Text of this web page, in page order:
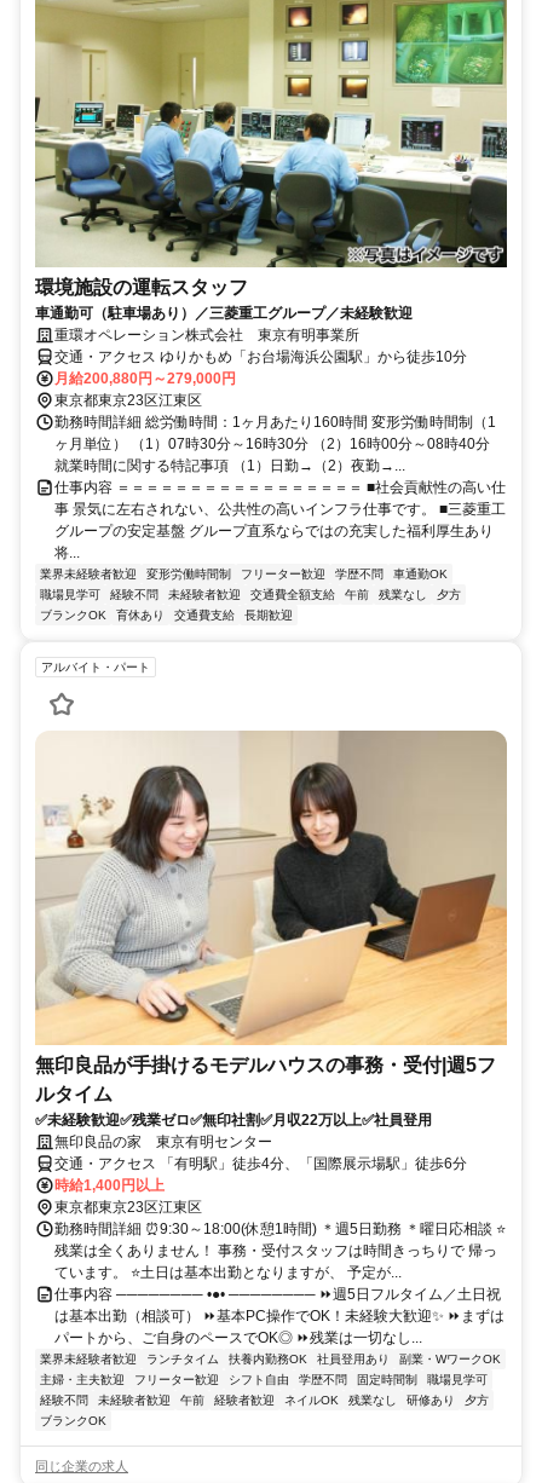
環境施設の運転スタッフ
車通勤可（駐車場あり）／三菱重工グループ／未経験歓迎
重環オペレーション株式会社 東京有明事業所
交通・アクセス ゆりかもめ「お台場海浜公園駅」から徒歩10分
月給200,880円～279,000円
東京都東京23区江東区
勤務時間詳細 総労働時間：1ヶ月あたり160時間 変形労働時間制（1
ヶ月単位） （1）07時30分～16時30分 （2）16時00分～08時40分
就業時間に関する特記事項 （1）日勤→（2）夜勤→...
仕事内容 ＝＝＝＝＝＝＝＝＝＝＝＝＝＝＝＝＝ ■社会貢献性の高い仕
事 景気に左右されない、公共性の高いインフラ仕事です。 ■三菱重工
グループの安定基盤 グループ直系ならではの充実した福利厚生あり
将...
業界未経験者歓迎 変形労働時間制 フリーター歓迎 学歴不問
車通勤OK
職場見学可
経験不問 未経験者歓迎 交通費全額支給 午前 残業なし
夕方
ブランクOK
育休あり 交通費支給 長期歓迎
アルバイト・パート
無印良品が手掛けるモデルハウスの事務・受付|週5フ
ルタイム
✅未経験歓迎✅残業ゼロ✅無印社割✅月収22万以上✅社員登用
無印良品の家 東京有明センター
交通・アクセス 「有明駅」徒歩4分、「国際展示場駅」徒歩6分
時給1,400円以上
東京都東京23区江東区
勤務時間詳細 ⏰9:30～18:00(休憩1時間) ＊週5日勤務 ＊曜日応相談 ⭐
残業は全くありません！ 事務・受付スタッフは時間きっちりで 帰っ
ています。 ⭐土日は基本出勤となりますが、 予定が...
仕事内容 ──────── •●• ──────── ⏩週5日フルタイム／土日祝
は基本出勤（相談可） ⏩基本PC操作でOK！未経験大歓迎✨ ⏩まずは
パートから、ご自身のペースでOK◎ ⏩残業は一切なし...
業界未経験者歓迎 ランチタイム 扶養内勤務OK 社員登用あり
副業・WワークOK
主婦・主夫歓迎
フリーター歓迎 シフト自由 学歴不問 固定時間制
職場見学可
経験不問
未経験者歓迎 午前 経験者歓迎 ネイルOK 残業なし 研修あり
夕方
ブランクOK
同じ企業の求人